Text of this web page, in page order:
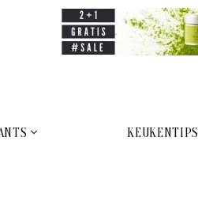
KEUKENTIPS